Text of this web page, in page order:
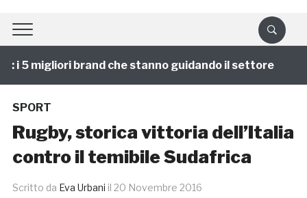
5 migliori brand che stanno guidando il settore
SPORT
Rugby, storica vittoria dell’Italia
contro il temibile Sudafrica
Scritto da Eva Urbani il 20 Novembre 2016